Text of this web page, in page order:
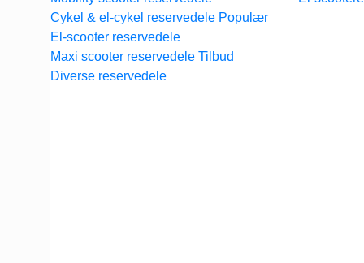
Cykel & el-cykel reservedele
El-scooter reservedele
Maxi scooter reservedele
Diverse reservedele